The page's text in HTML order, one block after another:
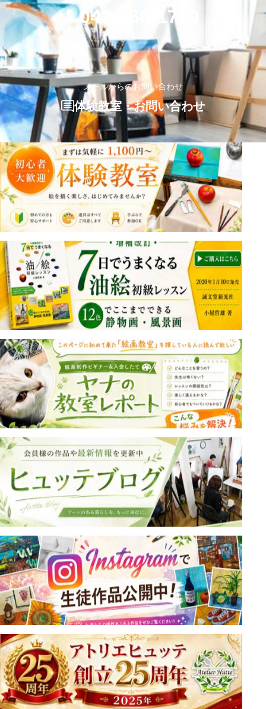
042-766-1799
メールからのお問い合わせ
体験教室・お問い合わせ